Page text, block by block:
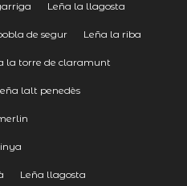
Leña la llagosta
de segur Leña la riba
la torre de claramunt
lalt penedès
Leña llagosta